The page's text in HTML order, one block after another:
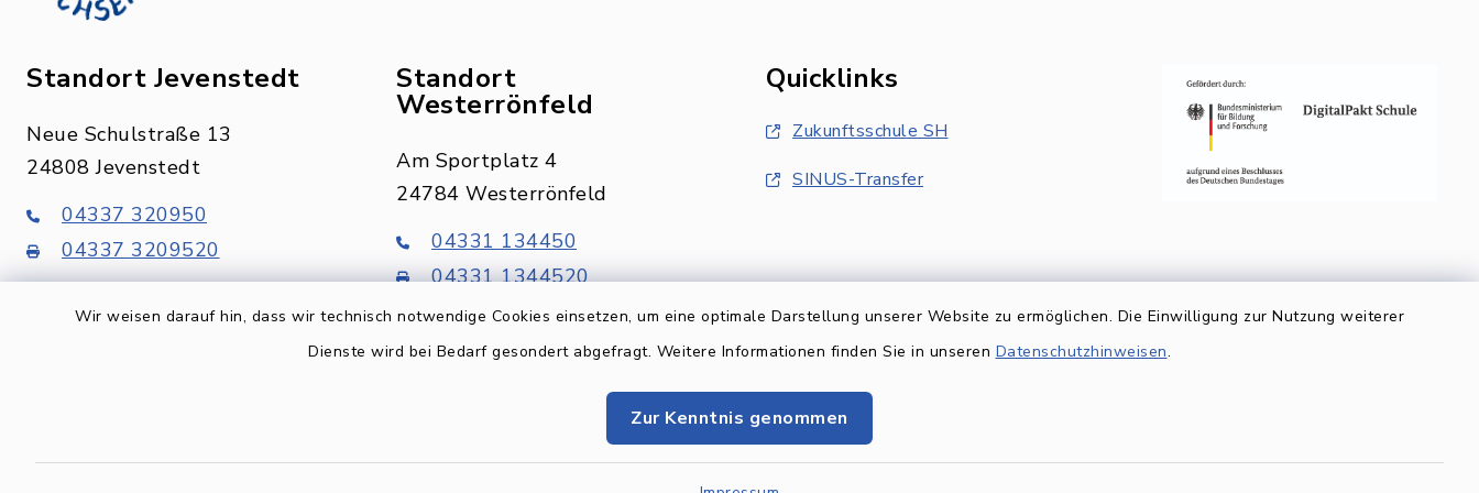
Wir weisen darauf hin, dass wir technisch notwendige Cookies einsetzen, um eine optimale Darstellung unserer Website zu ermöglichen. Die Einwilligung zur Nutzung weiterer
Dienste wird bei Bedarf gesondert abgefragt. Weitere Informationen finden Sie in unseren Datenschutzhinweisen.
Zur Kenntnis genommen
Standort Jevenstedt
Neue Schulstraße 13
24808 Jevenstedt
04337 320950
04337 3209520
Standort
Westerrönfeld
Am Sportplatz 4
24784 Westerrönfeld
04331 134450
04331 1344520
Quicklinks
Zukunftsschule SH
SINUS-Transfer